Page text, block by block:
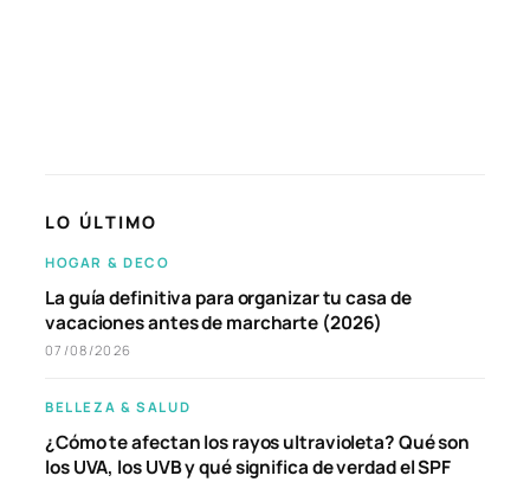
LO ÚLTIMO
HOGAR & DECO
La guía definitiva para organizar tu casa de
vacaciones antes de marcharte (2026)
07/08/2026
BELLEZA & SALUD
¿Cómo te afectan los rayos ultravioleta? Qué son
los UVA, los UVB y qué significa de verdad el SPF